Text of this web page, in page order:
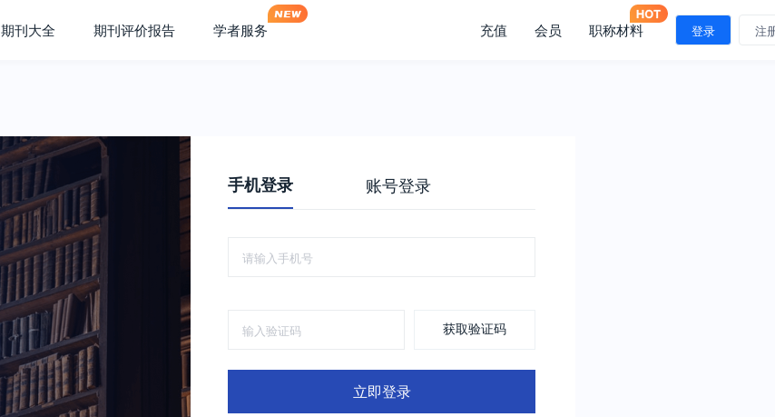
期刊大全 期刊评价报告 学者服务 充值 会员 职称材料 登录 注
手机登录 账号登录
获取验证码
立即登录